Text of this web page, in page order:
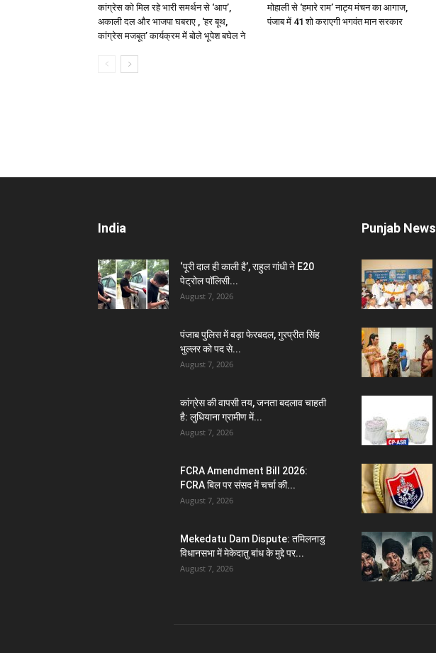
कांग्रेस को मिल रहे भारी समर्थन से ‘आप’,
अकाली दल और भाजपा घबराए , ‘हर बूथ,
कांग्रेस मजबूत’ कार्यक्रम में बोले भूपेश बघेल ने
मोहाली से ‘हमारे राम’ नाट्य मंचन का आगाज,
पंजाब में 41 शो कराएगी भगवंत मान सरकार
India
‘पूरी दाल ही काली है’, राहुल गांधी ने E20
पेट्रोल पॉलिसी...
August 7, 2026
पंजाब पुलिस में बड़ा फेरबदल, गुरप्रीत सिंह
भुल्लर को पद से...
August 7, 2026
कांग्रेस की वापसी तय, जनता बदलाव चाहती
है: लुधियाना ग्रामीण में...
August 7, 2026
FCRA Amendment Bill 2026:
FCRA बिल पर संसद में चर्चा की...
August 7, 2026
Mekedatu Dam Dispute: तमिलनाडु
विधानसभा में मेकेदातु बांध के मुद्दे पर...
August 7, 2026
Punjab News